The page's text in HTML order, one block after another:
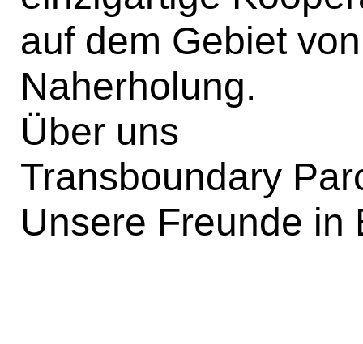
auf dem Gebiet
Naherholung.
Über uns
Transboundary
Unsere Freunde in